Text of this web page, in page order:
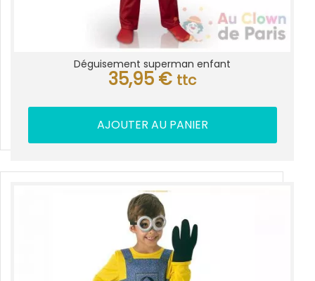
Déguisement superman enfant
35,95 € ttc
AJOUTER AU PANIER